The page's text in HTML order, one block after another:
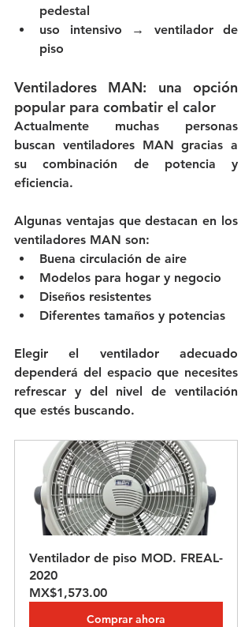
pedestal
uso intensivo → ventilador de
piso
Ventiladores MAN: una opción
popular para combatir el calor
Actualmente muchas personas
buscan ventiladores MAN gracias a
su combinación de potencia y
eficiencia.
Algunas ventajas que destacan en los
ventiladores MAN son:
Buena circulación de aire
Modelos para hogar y negocio
Diseños resistentes
Diferentes tamaños y potencias
Elegir el ventilador adecuado
dependerá del espacio que necesites
refrescar y del nivel de ventilación
que estés buscando.
Ventilador de piso MOD. FREAL-
2020
MX$1,573.00
Comprar ahora